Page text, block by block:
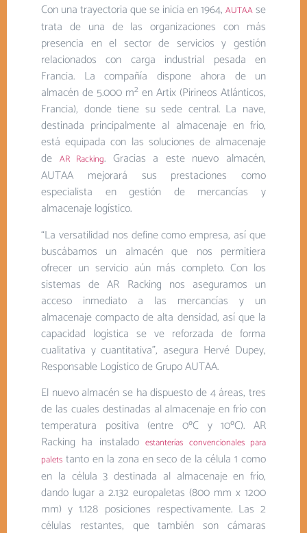
Con una trayectoria que se inicia en 1964, AUTAAse
trata de una de las organizaciones con más
presencia en el sector de servicios y gestión
relacionados con carga industrial pesada en
Francia. La compañía dispone ahora de un
almacén de 5.000 m2 en Artix (Pirineos Atlánticos,
Francia), donde tiene su sede central. La nave,
destinada principalmente al almacenaje en frío,
está equipada con las soluciones de almacenaje
de AR Racking. Gracias a este nuevo almacén,
AUTAA mejorará sus prestaciones como
especialista en gestión de mercancías y
almacenaje logístico.
“La versatilidad nos define como empresa, así que
buscábamos un almacén que nos permitiera
ofrecer un servicio aún más completo. Con los
sistemas de AR Racking nos aseguramos un
acceso inmediato a las mercancías y un
almacenaje compacto de alta densidad, así que la
capacidad logística se ve reforzada de forma
cualitativa y cuantitativa”, asegura Hervé Dupey,
Responsable Logístico de Grupo AUTAA.
El nuevo almacén se ha dispuesto de 4 áreas, tres
de las cuales destinadas al almacenaje en frío con
temperatura positiva (entre 0ºC y 10ºC). AR
Racking ha instaladoestanterías convencionales para
palets tanto en la zona en seco de la célula 1 como
en la célula 3 destinada al almacenaje en frío,
dando lugar a 2.132 europaletas (800 mm x 1200
mm) y 1.128 posiciones respectivamente. Las 2
células restantes, que también son cámaras